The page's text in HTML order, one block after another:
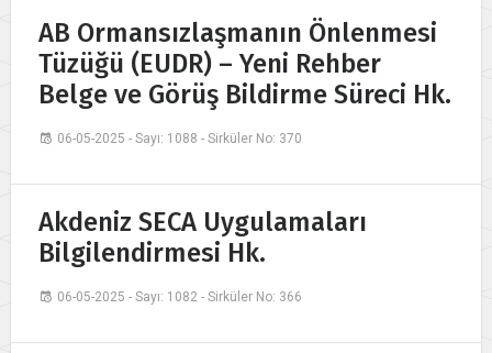
AB Ormansızlaşmanın Önlenmesi
Tüzüğü (EUDR) – Yeni Rehber
Belge ve Görüş Bildirme Süreci Hk.
06-05-2025 - Sayı: 1088 - Sirküler No: 370
Akdeniz SECA Uygulamaları
Bilgilendirmesi Hk.
06-05-2025 - Sayı: 1082 - Sirküler No: 366